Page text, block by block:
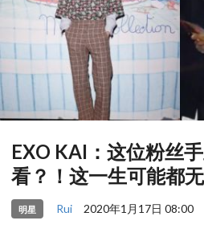
EXO KAI：这位粉丝
看？！这一生可能都
明星 Rui 2020年1月17日 08:00